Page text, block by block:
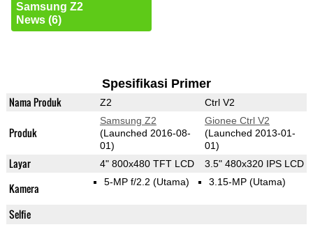
Samsung Z2
News (6)
Spesifikasi Primer
Nama Produk Z2 Ctrl V2
Produk
Samsung Z2
(Launched 2016-08-
01)
Gionee Ctrl V2
(Launched 2013-01-
01)
Layar 4" 800x480 TFT LCD 3.5" 480x320 IPS LCD
Kamera 5-MP f/2.2 (Utama) 3.15-MP (Utama)
Selfie